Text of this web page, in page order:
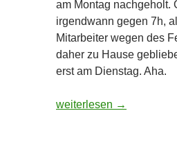
am Montag nachgeholt.
irgendwann gegen 7h,
Mitarbeiter wegen des
daher zu Hause
erst am Dienstag. Aha.
(Ob)dachlos über die
weiterlesen →